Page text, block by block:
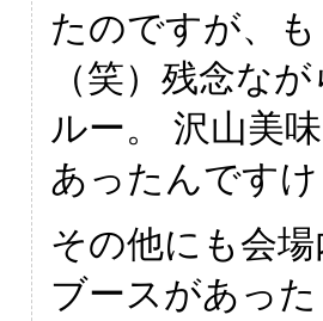
たのですが、
（笑）残念な
ルー。 沢山美
あったんです
その他にも会
ブースがあっ